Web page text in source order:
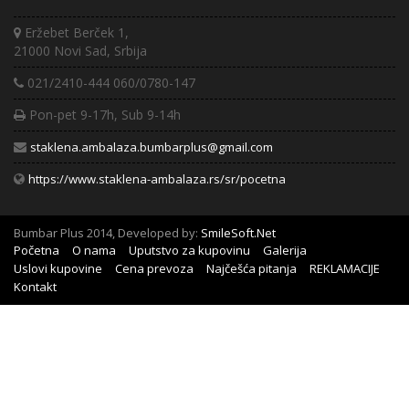
Eržebet Berček 1,
21000 Novi Sad, Srbija
021/2410-444 060/0780-147
Pon-pet 9-17h, Sub 9-14h
staklena.ambalaza.bumbarplus@gmail.com
https://www.staklena-ambalaza.rs/sr/pocetna
Bumbar Plus 2014, Developed by: SmileSoft.Net
Početna
O nama Uputstvo za kupovinu
Galerija
Uslovi kupovine
Cena prevoza Najčešća pitanja
REKLAMACIJE
Kontakt